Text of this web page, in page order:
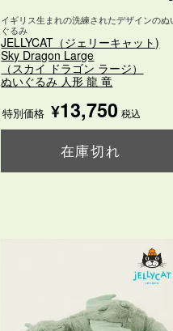
イギリス生まれの洗練されたデザインのぬ
ぐるみ
JELLYCAT（ジェリーキャット)
Sky Dragon Large
（スカイ ドラゴン ラージ）
ぬいぐるみ 人形 龍 竜
特別価格 ¥13,750 税込
在庫切れ
購入ページを見る